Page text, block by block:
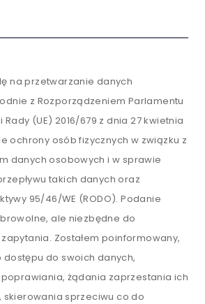
na przetwarzanie danych
z Rozporządzeniem Parlamentu
(UE) 2016/679 z dnia 27 kwietnia
ochrony osób fizycznych w związku z
danych osobowych i w sprawie
takich danych oraz
95/46/WE (RODO). Podanie
ale niezbędne do
Zostałem poinformowany,
do swoich danych,
żądania zaprzestania ich
skierowania sprzeciwu co do